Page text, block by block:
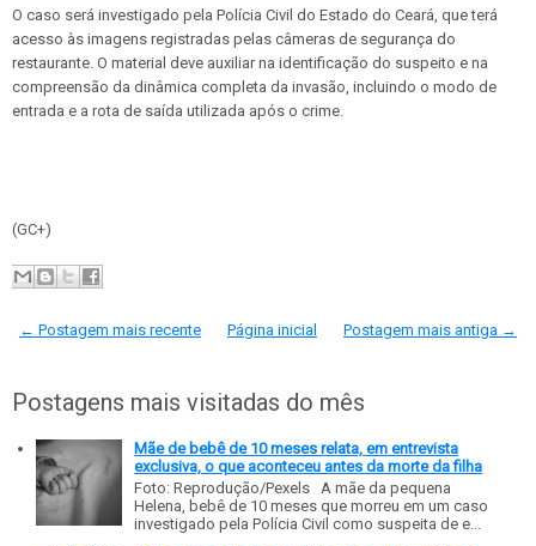
O caso será investigado pela Polícia Civil do Estado do Ceará, que terá
acesso às imagens registradas pelas câmeras de segurança do
restaurante. O material deve auxiliar na identificação do suspeito e na
compreensão da dinâmica completa da invasão, incluindo o modo de
entrada e a rota de saída utilizada após o crime.
(GC+)
← Postagem mais recente Postagem mais antiga →
Página inicial
Postagens mais visitadas do mês
Mãe de bebê de 10 meses relata, em entrevista
exclusiva, o que aconteceu antes da morte da filha
Foto: Reprodução/Pexels A mãe da pequena
Helena, bebê de 10 meses que morreu em um caso
investigado pela Polícia Civil como suspeita de e...